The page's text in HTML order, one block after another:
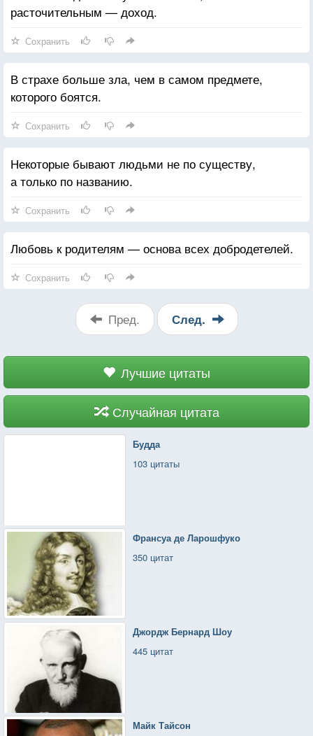
расточительным — доход.
Сохранить
В страхе больше зла, чем в самом предмете,
которого боятся.
Сохранить
Некоторые бывают людьми не по существу,
а только по названию.
Сохранить
Любовь к родителям — основа всех добродетелей.
Сохранить
Пред. След.
Лучшие цитаты
Случайная цитата
Будда
103 цитаты
Франсуа де Ларошфуко
350 цитат
Джордж Бернард Шоу
445 цитат
Майк Тайсон